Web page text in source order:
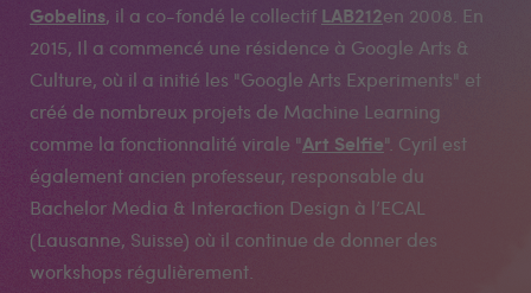
Gobelins, il a co-fondé le collectifLAB212en 2008. En
2015, Il a commencé une résidence à Google Arts &
Culture, où il a initié les "Google Arts Experiments" et
créé de nombreux projets de Machine Learning
comme la fonctionnalité virale "Art Selfie". Cyril est
également ancien professeur, responsable du
Bachelor Media & Interaction Design à l’ECAL
(Lausanne, Suisse) où il continue de donner des
workshops régulièrement.